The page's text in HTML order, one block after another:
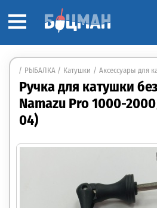
РЫБАЛКА Катушки Аксессуары для
Ручка для катушки
Namazu Pro 1000-
04)